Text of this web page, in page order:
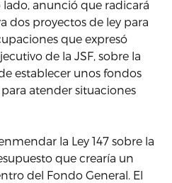
anunció que radicará
dos proyectos de ley para
que expresó
de la JSF, sobre la
establecer unos fondos
atender situaciones
la Ley 147 sobre la
que crearía un
del Fondo General. El